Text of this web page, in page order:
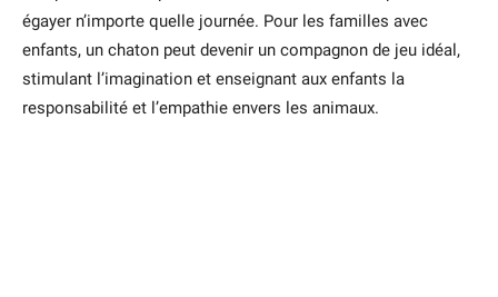
égayer n’importe quelle journée. Pour les familles avec
enfants, un chaton peut devenir un compagnon de jeu idéal,
stimulant l’imagination et enseignant aux enfants la
responsabilité et l’empathie envers les animaux.